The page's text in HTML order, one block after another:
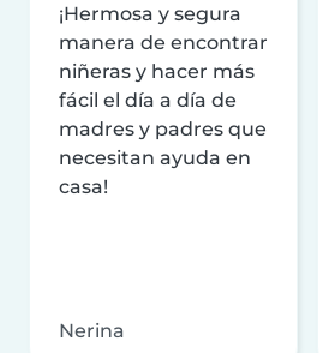
¡Hermosa y segura
manera de encontrar
niñeras y hacer más
fácil el día a día de
madres y padres que
necesitan ayuda en
casa!
Nerina